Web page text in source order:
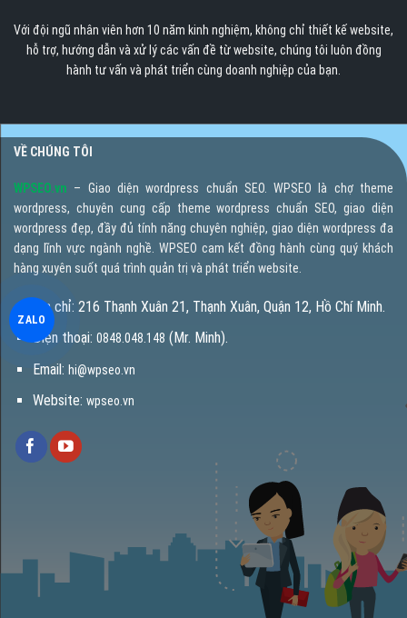
Với đội ngũ nhân viên hơn 10 năm kinh nghiệm, không chỉ thiết kế website,
hỗ trợ, hướng dẫn và xử lý các vấn đề từ website, chúng tôi luôn đồng
hành tư vấn và phát triển cùng doanh nghiệp của bạn.
VỀ CHÚNG TÔI
WPSEO.vn – Giao diện wordpress chuẩn SEO. WPSEO là chợ theme
wordpress, chuyên cung cấp theme wordpress chuẩn SEO, giao diện
wordpress đẹp, đầy đủ tính năng chuyên nghiệp, giao diện wordpress đa
dạng lĩnh vực ngành nghề. WPSEO cam kết đồng hành cùng quý khách
hàng xuyên suốt quá trình quản trị và phát triển website.
Địa chỉ: 216 Thạnh Xuân 21, Thạnh Xuân, Quận 12, Hồ Chí Minh.
Điện thoại: 0848.048.148 (Mr. Minh).
Email: hi@wpseo.vn
Website: wpseo.vn
ZALO